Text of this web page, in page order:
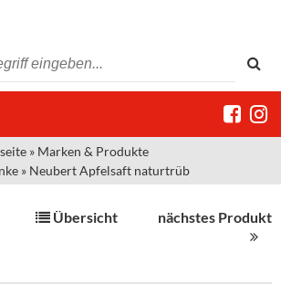
& Großhandel
» Marken & Produkte
» Neubert Apfelsaft naturtrüb
Übersicht nächstes Produkt